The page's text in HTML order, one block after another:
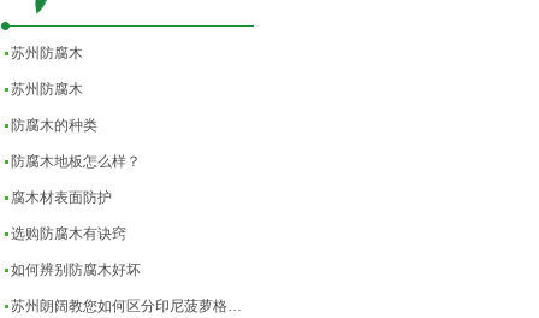
苏州防腐木
苏州防腐木
防腐木的种类
防腐木地板怎么样？
腐木材表面防护
选购防腐木有诀窍
如何辨别防腐木好坏
苏州朗阔教您如何区分印尼菠萝格…